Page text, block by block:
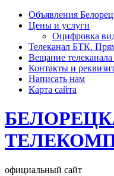
Объявления
Цены и услуги
Оцифровка
Телеканал БТК.
Вещание
Контакты и
Написать нам
Карта сайта
официальный сайт